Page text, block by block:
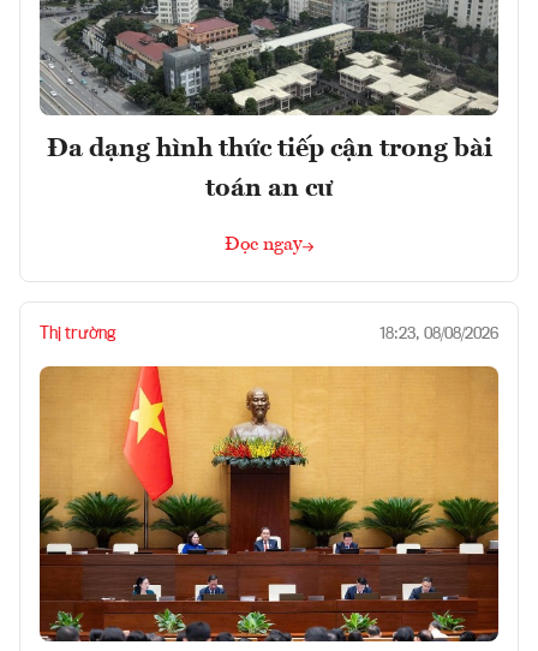
Đa dạng hình thức tiếp cận trong bài
toán an cư
Đọc ngay
Thị trường 18:23, 08/08/2026